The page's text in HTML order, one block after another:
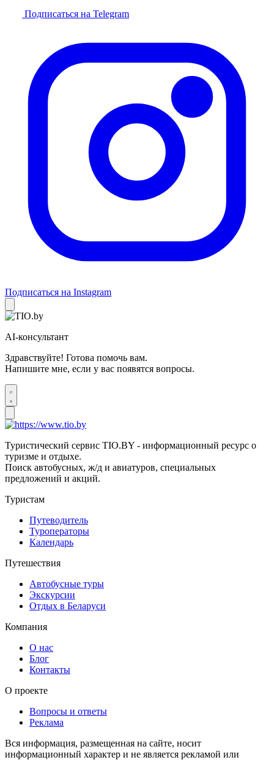
Подписаться на Telegram
Подписаться на Instagram
AI-консультант
Здравствуйте! Готова помочь вам.
Напишите мне, если у вас появятся вопросы.
Туристический сервис TIO.BY - информационный ресурс о
туризме и отдыхе.
Поиск автобусных, ж/д и авиатуров, специальных
предложений и акций.
Туристам
Путеводитель
Туроператоры
Календарь
Путешествия
Автобусные туры
Экскурсии
Отдых в Беларуси
Компания
О нас
Блог
Контакты
О проекте
Вопросы и ответы
Реклама
Вся информация, размещенная на сайте, носит
информационный характер и не является рекламой или